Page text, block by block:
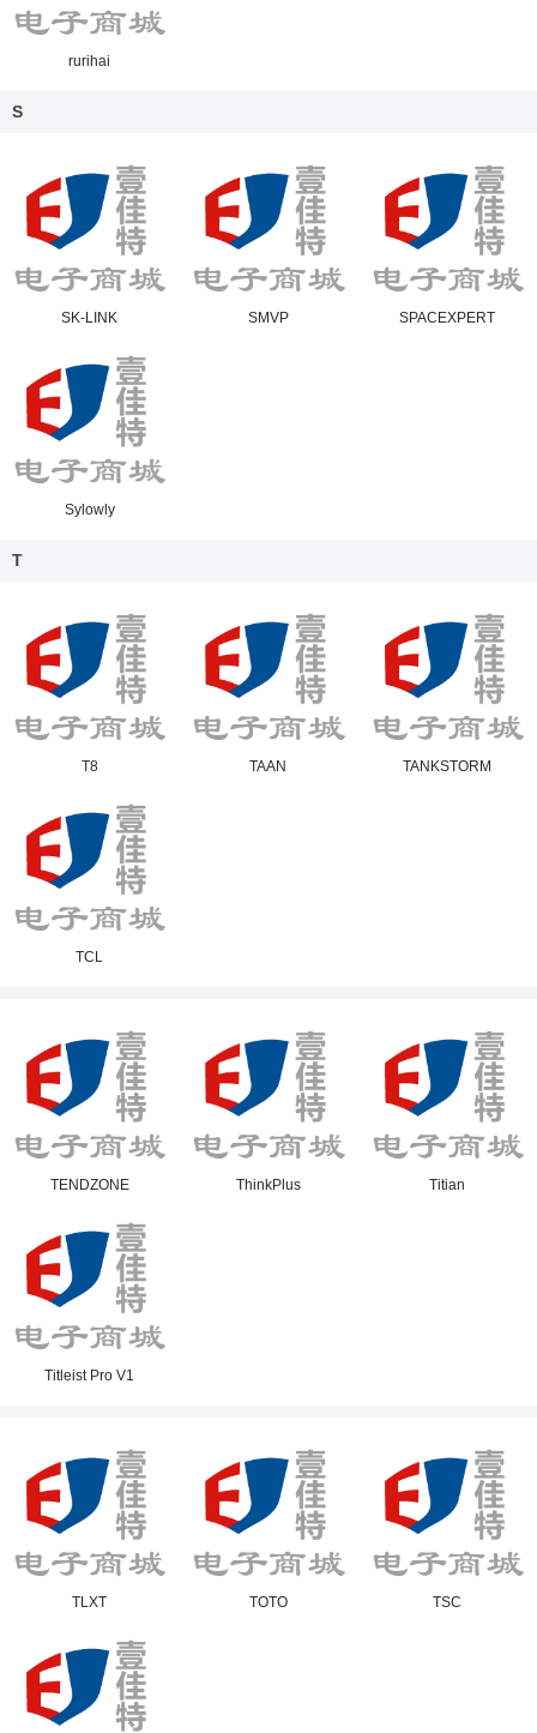
rurihai
S
SK-LINK SMVP SPACEXPERT
Sylowly
T
T8 TAAN TANKSTORM
TCL
TENDZONE ThinkPlus Titian
Titleist Pro V1
TLXT TOTO TSC